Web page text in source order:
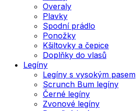
Overaly
Plavky
Spodní prádlo
Ponožky
Kšiltovky a čepice
Doplňky do vlasů
Legíny
Legíny s vysokým pasem
Scrunch Bum legíny
Černé legíny
Zvonové legíny